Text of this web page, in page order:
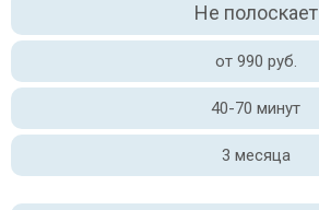
Не полоскает
от 990 руб.
40-70 минут
3 месяца